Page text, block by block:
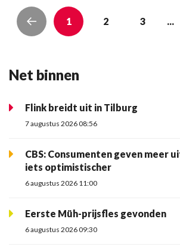
1 2 3 ...
Net binnen
Flink breidt uit in Tilburg
7 augustus 2026 08:56
CBS: Consumenten geven meer
iets optimistischer
6 augustus 2026 11:00
Eerste Müh-prijsfles gevonden
6 augustus 2026 09:30